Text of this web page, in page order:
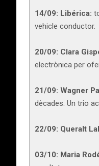
14/09: Libérica:
vehicle conductor.
20/09: Clara
electrònica per
21/09: Wagner
dècades. Un trio
22/09: Queralt
03/10: Maria